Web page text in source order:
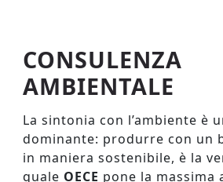
CONSULENZA
AMBIENTALE
La sintonia con l’ambiente è
dominante: produrre con un
in maniera sostenibile, è la
quale OECE pone la massima